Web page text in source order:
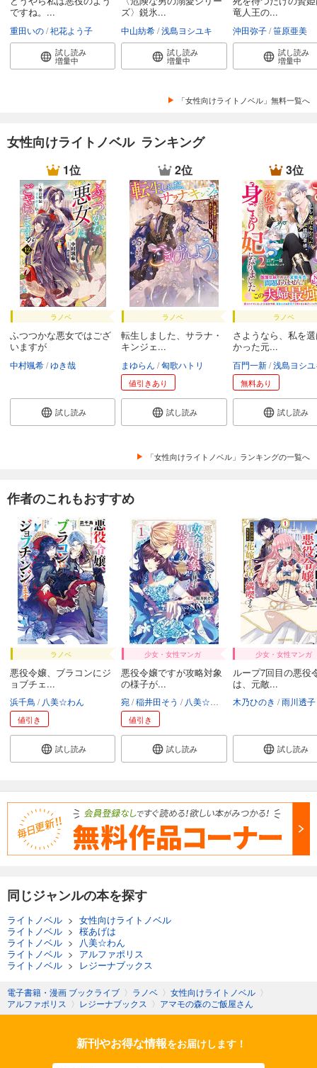
ですね。...
重田いの 祀花よう子
試し読み
増量中
ズ〉鋭氷...
中山紡希 浅島ヨシユキ
試し読み
増量中
竜人王の...
沖田弥子 笹原亜美
試し読み
増量中
「女性向けライトノベル」無料一覧へ
女性向けライトノベル ランキング
1位
ラノベ
ふつつかな悪女ではござ
いますが
中村颯希 ゆき哉
試し読み
2位
ラノベ
転生しました、サラナ・
キンジェ...
まゆらん 匈歌ハトリ
値引きあり
試し読み
3位
ラノベ
さようなら、私を
かった元...
百門一新 浅島ヨシ
無料あり
試し読み
「女性向けライトノベル」ランキングの一覧へ
作者のこれもおすすめ
ラノベ
悪役令嬢、ブラコンにジ
ョブチェ...
浜千鳥 八美☆わん
値引き
試し読み
少女・女性マンガ
悪役令嬢ですが攻略対象
の様子が...
宛 稲井田そう 八美☆わん
値引き
試し読み
少女・女性マンガ
ループ7回目の悪役
は、元敵...
木乃ひのき 雨川透子
試し読み
同じジャンルの本を探す
ライトノベル > 女性向けライトノベル
ライトノベル > 桜あげは
ライトノベル > 八美☆わん
ライトノベル > アルファポリス
ライトノベル > レジーナブックス
電子書籍・漫画 ブックライブ 〉 ラノベ 〉 女性向けライトノベル 〉
アルファポリス 〉 レジーナブックス 〉 アマモの森のご飯屋さん
新刊やお得な情報をお届けします！